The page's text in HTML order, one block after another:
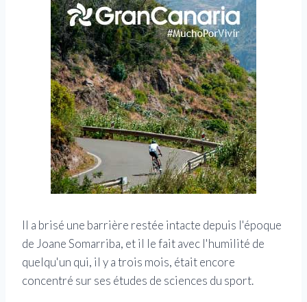
Il a brisé une barrière restée intacte depuis l'époque
de Joane Somarriba, et il le fait avec l'humilité de
quelqu'un qui, il y a trois mois, était encore
concentré sur ses études de sciences du sport.